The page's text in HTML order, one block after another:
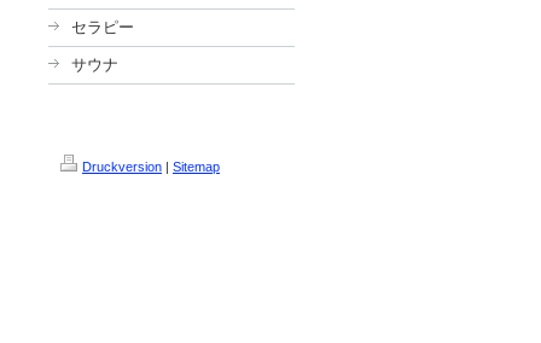
セラピー
サウナ
Druckversion | Sitemap